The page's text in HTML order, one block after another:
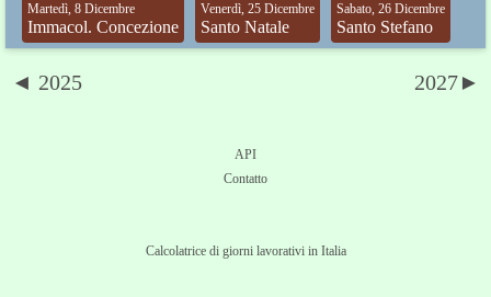
Martedì, 8 Dicembre
Immacol. Concezione
Venerdì, 25 Dicembre
Santo Natale
Sabato, 26 Dicembre
Santo Stefano
◄ 2025 2027►
API
Contatto
Calcolatrice di giorni lavorativi in Italia